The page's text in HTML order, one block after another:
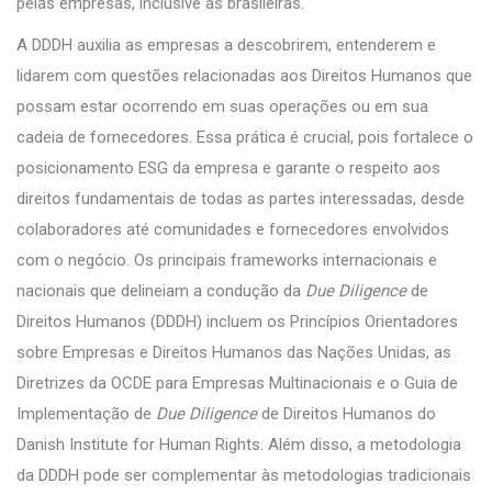
A DDDH auxilia as empresas a descobrirem, entenderem e
lidarem com questões relacionadas aos Direitos Humanos que
possam estar ocorrendo em suas operações ou em sua
cadeia de fornecedores. Essa prática é crucial, pois fortalece o
posicionamento ESG da empresa e garante o respeito aos
direitos fundamentais de todas as partes interessadas, desde
colaboradores até comunidades e fornecedores envolvidos
com o negócio. Os principais frameworks internacionais e
nacionais que delineiam a condução da Due Diligencede
Direitos Humanos (DDDH) incluem os Princípios Orientadores
sobre Empresas e Direitos Humanos das Nações Unidas, as
Diretrizes da OCDE para Empresas Multinacionais e o Guia de
Implementação de Due Diligencede Direitos Humanos do
Danish Institute for Human Rights. Além disso, a metodologia
da DDDH pode ser complementar às metodologias tradicionais